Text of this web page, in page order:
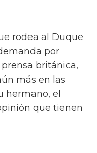
rodea al Duque
por
británica,
más en las
hermano, el
que tienen